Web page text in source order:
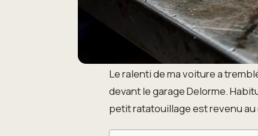
Le ralenti de ma voiture a
devant le garage Delorme.
petit ratatouillage est revenu au